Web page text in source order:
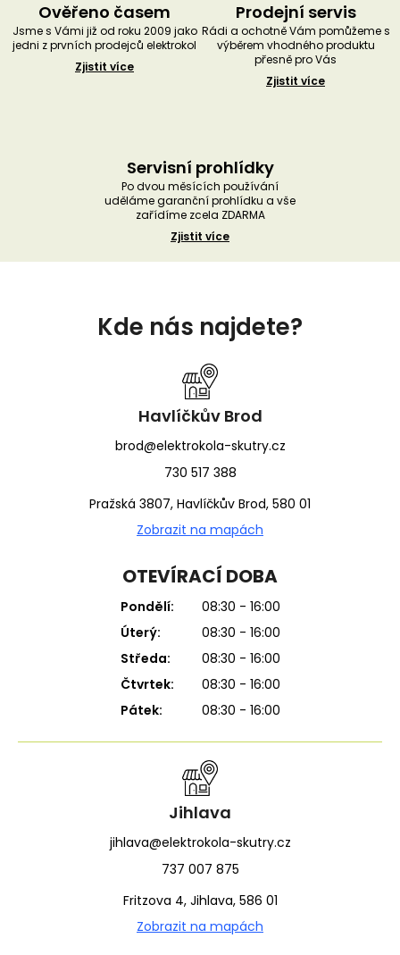
Ověřeno časem
Jsme s Vámi již od roku 2009 jako
jedni z prvních prodejců elektrokol
Zjistit více
Prodejní servis
Rádi a ochotně Vám pomůžeme s
výběrem vhodného produktu
přesně pro Vás
Zjistit více
Servisní prohlídky
Po dvou měsících používání
uděláme garanční prohlídku a vše
zařídíme zcela ZDARMA
Zjistit více
Kde nás najdete?
Havlíčkův Brod
brod@elektrokola-skutry.cz
730 517 388
Pražská 3807, Havlíčkův Brod, 580 01
Zobrazit na mapách
OTEVÍRACÍ DOBA
Pondělí:
08:30 - 16:00
Úterý:
08:30 - 16:00
Středa:
08:30 - 16:00
Čtvrtek:
08:30 - 16:00
Pátek:
08:30 - 16:00
Jihlava
jihlava@elektrokola-skutry.cz
737 007 875
Fritzova 4, Jihlava, 586 01
Zobrazit na mapách